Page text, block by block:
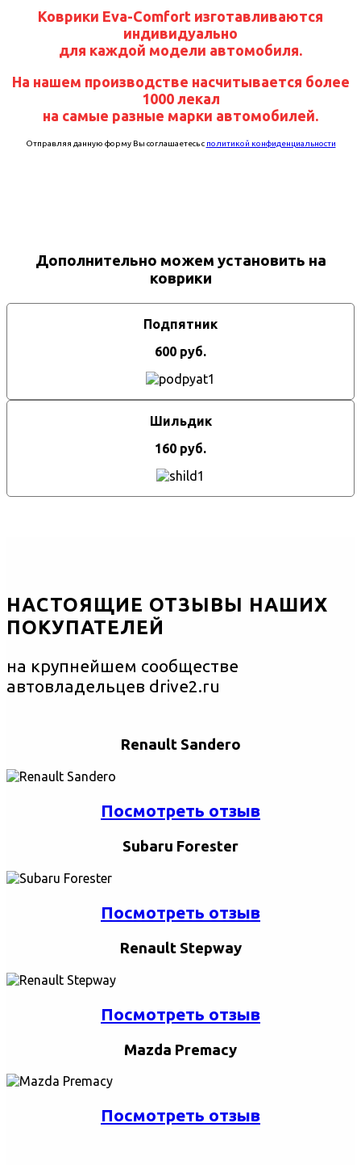
Коврики Eva-Comfort изготавливаются
индивидуально
для каждой модели автомобиля.
На нашем производстве насчитывается более
1000 лекал
на самые разные марки автомобилей.
Отправляя данную форму Вы соглашаетесь с политикой конфиденциальности
Дополнительно можем установить на
коврики
Подпятник
600 руб.
Шильдик
160 руб.
НАСТОЯЩИЕ ОТЗЫВЫ НАШИХ
ПОКУПАТЕЛЕЙ
на крупнейшем сообществе
автовладельцев drive2.ru
Renault Sandero
Посмотреть отзыв
Subaru Forester
Посмотреть отзыв
Renault Stepway
Посмотреть отзыв
Mazda Premacy
Посмотреть отзыв